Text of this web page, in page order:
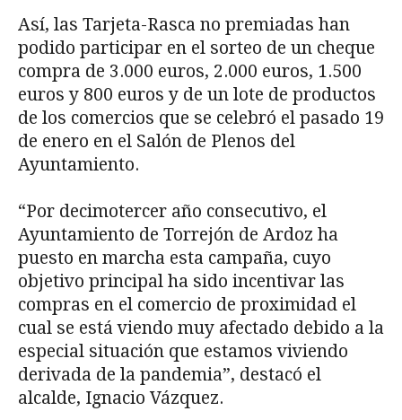
Así, las Tarjeta-Rasca no premiadas han
podido participar en el sorteo de un cheque
compra de 3.000 euros, 2.000 euros, 1.500
euros y 800 euros y de un lote de productos
de los comercios que se celebró el pasado 19
de enero en el Salón de Plenos del
Ayuntamiento.
“Por decimotercer año consecutivo, el
Ayuntamiento de Torrejón de Ardoz ha
puesto en marcha esta campaña, cuyo
objetivo principal ha sido incentivar las
compras en el comercio de proximidad el
cual se está viendo muy afectado debido a la
especial situación que estamos viviendo
derivada de la pandemia”, destacó el
alcalde, Ignacio Vázquez.